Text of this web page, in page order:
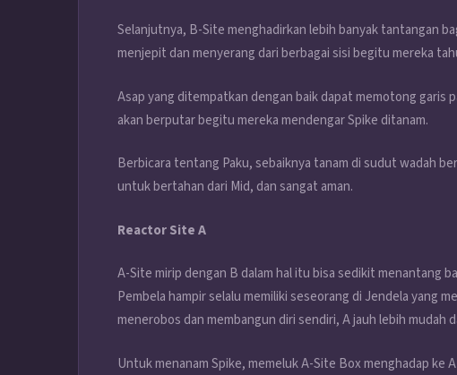
Selanjutnya, B-Site menghadirkan lebih banyak tantangan
menjepit dan menyerang dari berbagai sisi begitu mereka
Asap yang ditempatkan dengan baik dapat memotong garis
akan berputar begitu mereka mendengar Spike ditanam.
Berbicara tentang Paku, sebaiknya tanam di sudut wadah
untuk bertahan dari Mid, dan sangat aman.
Reactor Site A
A-Site mirip dengan B dalam hal itu bisa sedikit menantang
Pembela hampir selalu memiliki seseorang di Jendela yang
menerobos dan membangun diri sendiri, A jauh lebih
Untuk menanam Spike, memeluk A-Site Box menghadap ke